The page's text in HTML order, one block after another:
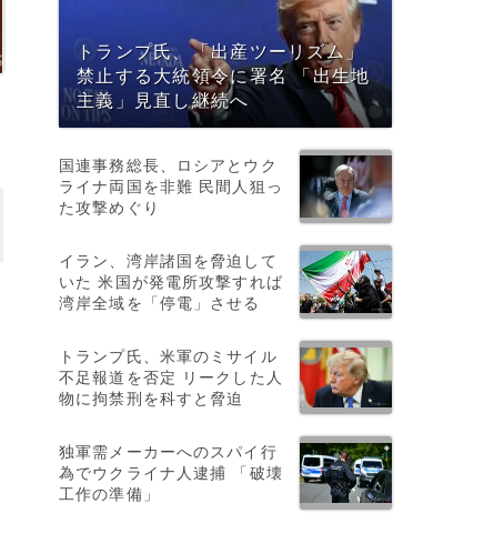
トランプ氏、「出産ツーリズム」
禁止する大統領令に署名 「出生地
主義」見直し継続へ
国連事務総長、ロシアとウク
ライナ両国を非難 民間人狙っ
た攻撃めぐり
イラン、湾岸諸国を脅迫して
いた 米国が発電所攻撃すれば
湾岸全域を「停電」させる
トランプ氏、米軍のミサイル
不足報道を否定 リークした人
物に拘禁刑を科すと脅迫
独軍需メーカーへのスパイ行
為でウクライナ人逮捕 「破壊
工作の準備」